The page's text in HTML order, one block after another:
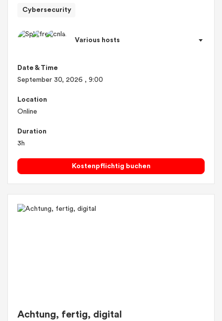
Cybersecurity
Various hosts
Date & Time
September 30, 2026 , 9:00
Location
Online
Duration
3h
Kostenpflichtig buchen
Achtung, fertig, digital